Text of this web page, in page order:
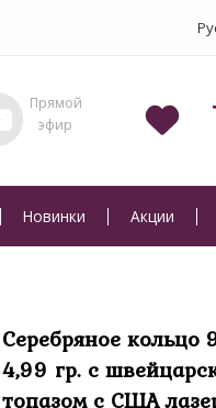
Новинки Акции
Серебряное кольцо
4,99 гр. с
топазом с США